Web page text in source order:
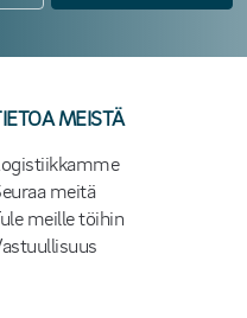
MEISTÄ
meitä
meille töihin